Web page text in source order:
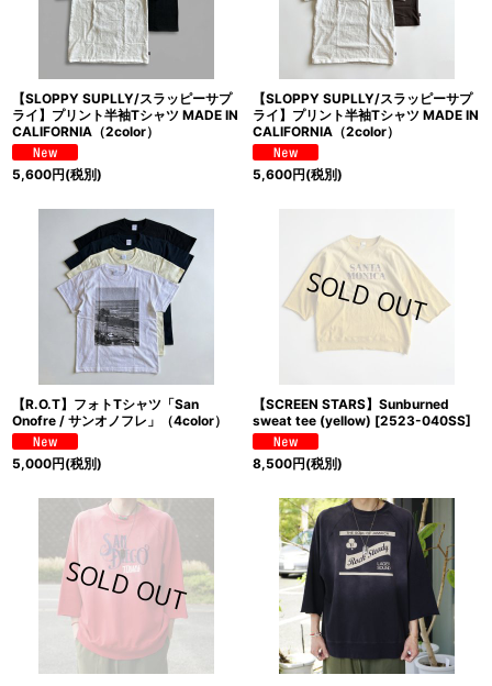
【SLOPPY SUPLLY/スラッピーサプ
ライ】プリント半袖Tシャツ MADE IN
CALIFORNIA（2color）
5,600円(税別)
【SLOPPY SUPLLY/スラッピーサプ
ライ】プリント半袖Tシャツ MADE IN
CALIFORNIA（2color）
5,600円(税別)
【R.O.T】フォトTシャツ「San
Onofre / サンオノフレ」（4color）
5,000円(税別)
【SCREEN STARS】Sunburned
sweat tee (yellow) [2523-040SS]
8,500円(税別)